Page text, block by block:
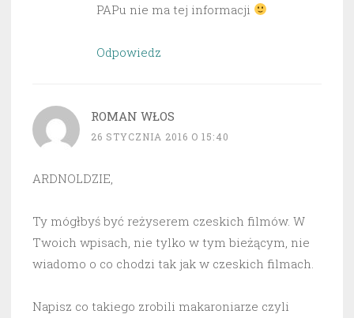
PAPu nie ma tej informacji
Odpowiedz
ROMAN WŁOS
26 STYCZNIA 2016 O 15:40
ARDNOLDZIE,
Ty mógłbyś być reżyserem czeskich filmów. W
Twoich wpisach, nie tylko w tym bieżącym, nie
wiadomo o co chodzi tak jak w czeskich filmach.
Napisz co takiego zrobili makaroniarze czyli